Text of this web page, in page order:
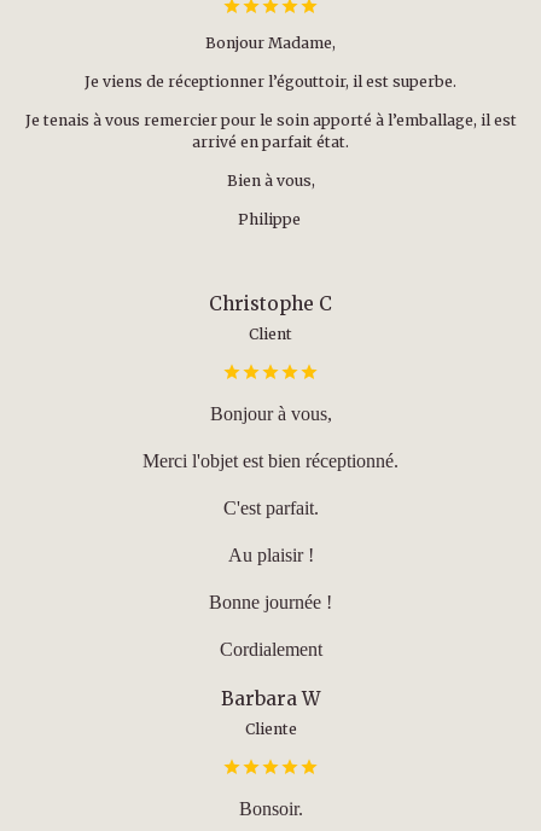
Bonjour Madame,
Je viens de réceptionner l’égouttoir, il est superbe.
Je tenais à vous remercier pour le soin apporté à l’emballage, il est
arrivé en parfait état.
Bien à vous,
Philippe
Christophe C
Client
Bonjour à vous,
Merci l'objet est bien réceptionné.
C'est parfait.
Au plaisir !
Bonne journée !
Cordialement
Barbara W
Cliente
Bonsoir.